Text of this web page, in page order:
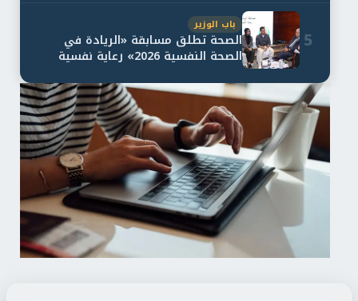
5
باب الوزير
الصحة تطلق مسابقة «الريادة في
الصحة النفسية 2026» رعاية نفسية